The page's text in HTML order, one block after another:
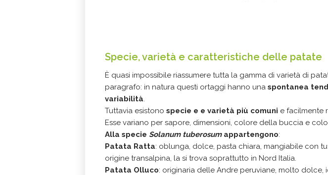
Specie, varietà e caratteristiche delle patate
È quasi impossibile riassumere tutta la gamma di varietà di
paragrafo: in natura questi ortaggi hanno una spontanea
variabilità.
Tuttavia esistono specie e e varietà più comuni e facilmente
Esse variano per sapore, dimensioni, colore della buccia e
Alla specie Solanum tuberosumappartengono:
Patata Ratta: oblunga, dolce, pasta chiara, mangiabile con
origine transalpina, la si trova soprattutto in Nord Italia.
Patata Olluco: originaria delle Andre peruviane, molto dolce,